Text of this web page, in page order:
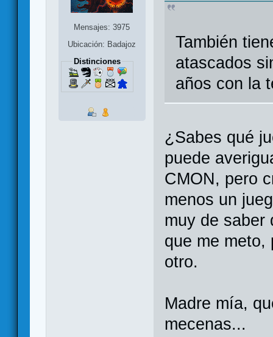
Mensajes: 3975
Ubicación: Badajoz
Distinciones
También
atascados
años con la
¿Sabes qué
puede
CMON, pero
menos un
muy de saber
que me meto,
otro.
Madre mía,
mecenas...